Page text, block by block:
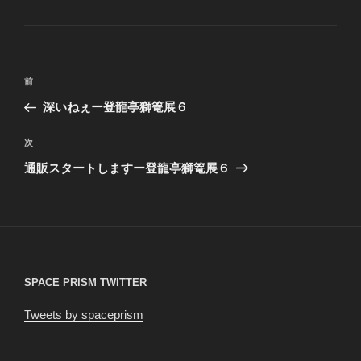
投
ナ
ビ
ゲ
前
の
稿
前
深いねぇー登龍亭獅篭展６
次
の
次
通販スタートしますー登龍亭獅篭展６
SPACE PRISM TWITTER
Tweets by spaceprism